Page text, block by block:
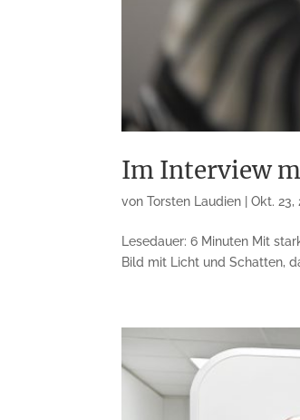
Im Interview
vonTorsten Laudien |Okt. 23,
Lesedauer: 6 Minuten Mit
Bild mit Licht und Schatten,